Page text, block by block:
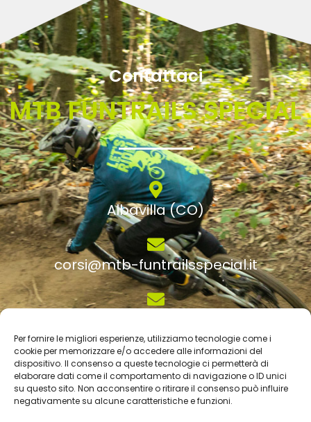
Per fornire le migliori esperienze, utilizziamo tecnologie come i
cookie per memorizzare e/o accedere alle informazioni del
dispositivo. Il consenso a queste tecnologie ci permetterà di
elaborare dati come il comportamento di navigazione o ID unici
su questo sito. Non acconsentire o ritirare il consenso può influire
negativamente su alcune caratteristiche e funzioni.
Contattaci
MTB FUNTRAILS SPECIAL
Albavilla (CO)
corsi@mtb-funtrailsspecial.it
+39 348 38 20 023